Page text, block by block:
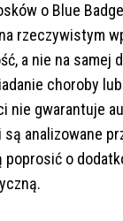
o Blue
rzeczywistym
a nie na samej
choroby lub
nie gwarantuje
analizowane
poprosić o